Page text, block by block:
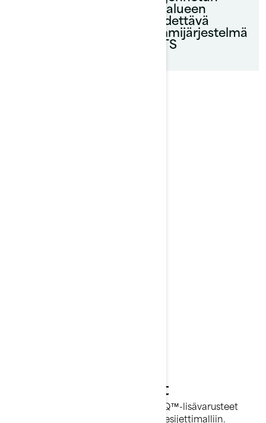
liikealueen
säädettävä
trimmijärjestelmä
– VTS
LinQ™-lisävarusteet
Työkaluttomana järjestelmänä LinQ™-lisävarusteet
voidaan kiinnittää mihin tahansa vesijettimalliin.